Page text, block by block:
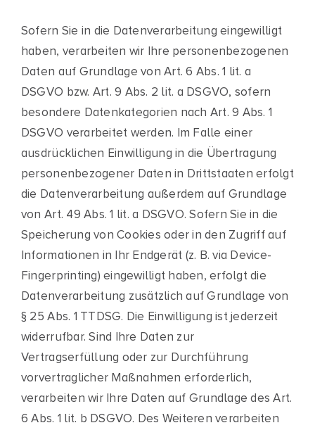
Sofern Sie in die Datenverarbeitung eingewilligt
haben, verarbeiten wir Ihre personenbezogenen
Daten auf Grundlage von Art. 6 Abs. 1 lit. a
DSGVO bzw. Art. 9 Abs. 2 lit. a DSGVO, sofern
besondere Datenkategorien nach Art. 9 Abs. 1
DSGVO verarbeitet werden. Im Falle einer
ausdrücklichen Einwilligung in die Übertragung
personenbezogener Daten in Drittstaaten erfolgt
die Datenverarbeitung außerdem auf Grundlage
von Art. 49 Abs. 1 lit. a DSGVO. Sofern Sie in die
Speicherung von Cookies oder in den Zugriff auf
Informationen in Ihr Endgerät (z. B. via Device-
Fingerprinting) eingewilligt haben, erfolgt die
Datenverarbeitung zusätzlich auf Grundlage von
§ 25 Abs. 1 TTDSG. Die Einwilligung ist jederzeit
widerrufbar. Sind Ihre Daten zur
Vertragserfüllung oder zur Durchführung
vorvertraglicher Maßnahmen erforderlich,
verarbeiten wir Ihre Daten auf Grundlage des Art.
6 Abs. 1 lit. b DSGVO. Des Weiteren verarbeiten